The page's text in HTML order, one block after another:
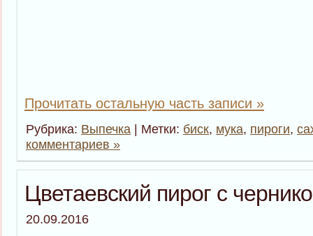
Прочитать остальную часть записи »
Рубрика: Выпечка | Метки: биск, мука, пироги,
комментариев »
Цветаевский пирог с
20.09.2016